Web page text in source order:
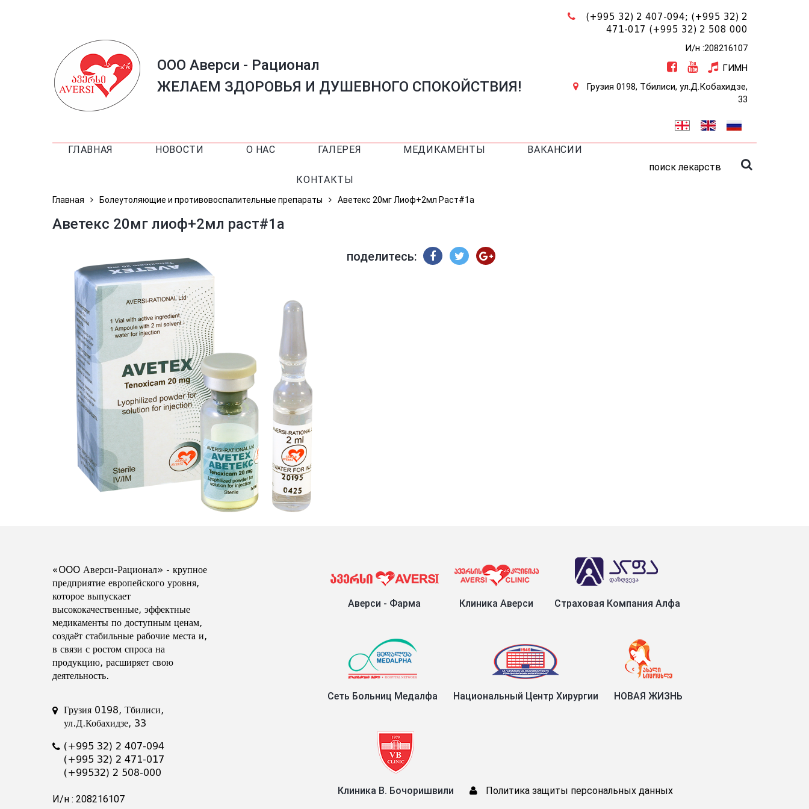
ООО Аверси - Рационал
ЖЕЛАЕМ ЗДОРОВЬЯ И ДУШЕВНОГО СПОКОЙСТВИЯ!
(+995 32) 2 407-094; (+995 32) 2
471-017 (+995 32) 2 508 000
И/н :208216107
ГИМН
Грузия 0198, Тбилиси, ул.Д.Кобахидзе,
33
ГЛАВНАЯ НОВОСТИ О НАС ГАЛЕРЕЯ МЕДИКАМЕНТЫ ВАКАНСИИ
КОНТАКТЫ
поиск лекарств
Главная Болеутоляющие и противовоспалительные препараты Аветекс 20мг Лиоф+2мл Раст#1а
Аветекс 20мг лиоф+2мл раст#1а
поделитесь:
«OOO Аверси-Рационал» - крупное
предприятие европейского уровня,
которое выпускает
высококачественные, эффектные
медикаменты по доступным ценам,
создаёт стабильные рабочие места и,
в связи с ростом спроса на
продукцию, расширяет свою
деятельность.
Грузия 0198, Тбилиси,
ул.Д.Кобахидзе, 33
(+995 32) 2 407-094
(+995 32) 2 471-017
(+99532) 2 508-000
И/н : 208216107
Аверси - Фарма Клиника Аверси Страховая Компания Алфа
Сеть Больниц Медалфа Национальный Центр Хирургии НОВАЯ ЖИЗНЬ
Клиника В. Бочоришвили Политика защиты персональных данных